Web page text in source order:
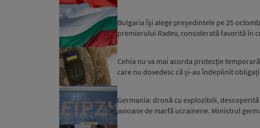
Bulgaria își alege președintele pe 25
premierului Radev, considerată favorită în
Cehia nu va mai acorda protecție
care nu dovedesc că și-au îndeplinit
Germania: dronă cu explozibili,
avioane de marfă ucrainene. Ministrul